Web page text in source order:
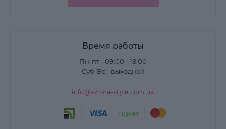
Время работы
Пн-пт - 09:00 - 18:00
Суб-Вс - выходной
info@avrora-style.com.ua